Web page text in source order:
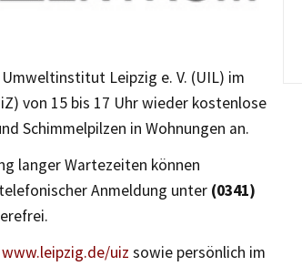
Leipzig e. V. (UIL) im
von 15 bis 17 Uhr wieder kostenlose
Schimmelpilzen in Wohnungen an.
langer Wartezeiten können
Anmeldung unter (0341)
www.leipzig.de/uiz sowie persönlich im